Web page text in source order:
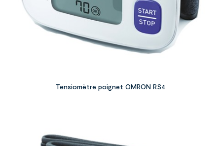
Tensiomètre poignet OMRON RS4